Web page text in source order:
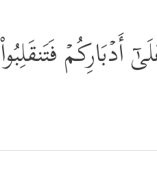
فَتَنقَلِبُواْ